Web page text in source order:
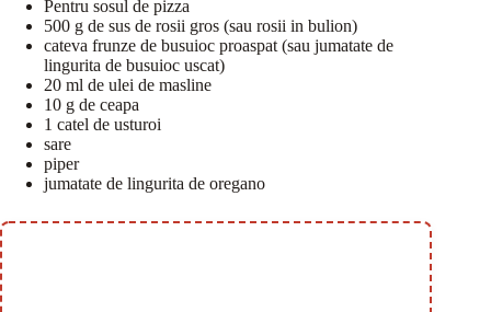
Pentru sosul de pizza
500 g de sus de rosii gros (sau rosii in bulion)
cateva frunze de busuioc proaspat (sau jumatate de
lingurita de busuioc uscat)
20 ml de ulei de masline
10 g de ceapa
1 catel de usturoi
sare
piper
jumatate de lingurita de oregano